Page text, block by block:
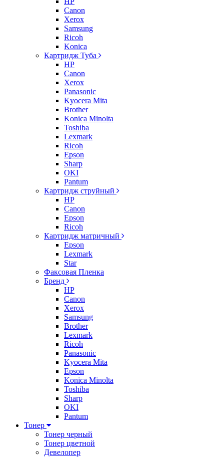
Canon
Xerox
Samsung
Ricoh
Konica
Картридж Туба
HP
Canon
Xerox
Panasonic
Kyocera Mita
Brother
Konica Minolta
Toshiba
Lexmark
Ricoh
Epson
Sharp
OKI
Pantum
Картридж струйный
HP
Canon
Epson
Ricoh
Картридж матричный
Epson
Lexmark
Star
Факсовая Пленка
Бренд
HP
Canon
Xerox
Samsung
Brother
Lexmark
Ricoh
Panasonic
Kyocera Mita
Epson
Konica Minolta
Toshiba
Sharp
OKI
Pantum
Тонер
Тонер черный
Тонер цветной
Девелопер